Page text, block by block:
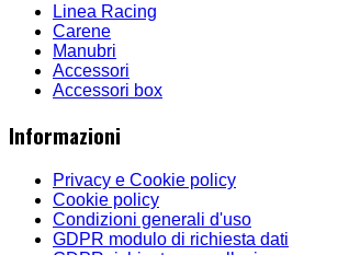
Linea Racing
Carene
Manubri
Accessori
Accessori box
Informazioni
Privacy e Cookie policy
Cookie policy
Condizioni generali d'uso
GDPR modulo di richiesta dati